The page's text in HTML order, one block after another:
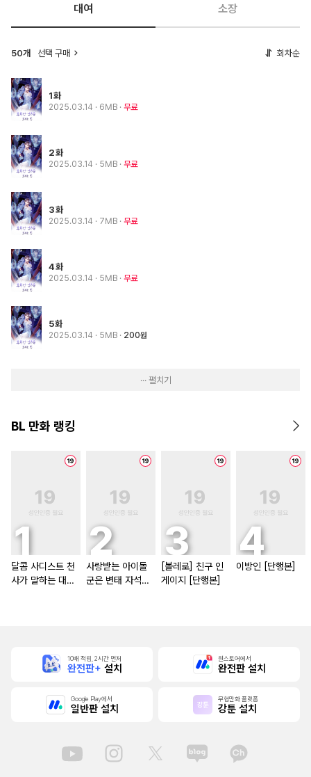
대여 소장
50개 선택 구매 회차순
1화
2025.03.14 · 6MB 무료
2화
2025.03.14 · 5MB 무료
3화
2025.03.14 · 7MB 무료
4화
2025.03.14 · 5MB 무료
5화
2025.03.14 · 5MB 200원
··· 펼치기
BL 만화 랭킹
달콤 사디스트 천
사가 말하는 대로
사랑받는 아이돌
군은 변태 자석
[볼레로] 친구 인
게이지 [단행본]
이방인 [단행본]
10배 적립, 2시간 먼저
완전판+ 설치
원스토어에서
완전판 설치
Google Play에서
일반판 설치
무협만화 플랫폼
강툰 설치